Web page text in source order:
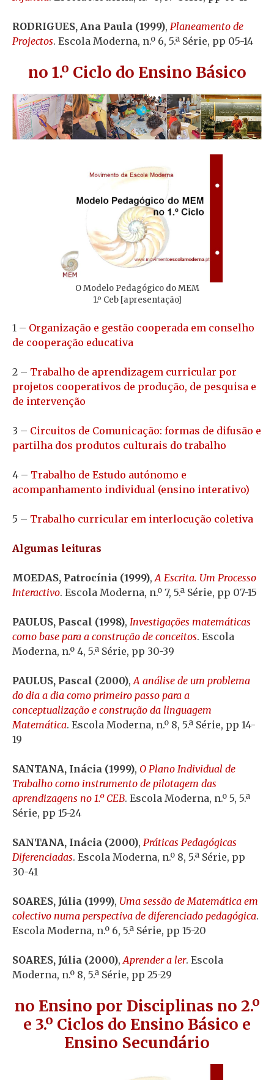
RODRIGUES, Ana Paula (1999), Planeamento de
Projectos. Escola Moderna, n.º 6, 5.ª Série, pp 05-14
no 1.º Ciclo do Ensino Básico
O Modelo Pedagógico do MEM
1.º Ceb [apresentação]
1 – Organização e gestão cooperada em conselho
de cooperação educativa
2 – Trabalho de aprendizagem curricular por
projetos cooperativos de produção, de pesquisa e
de intervenção
3 – Circuitos de Comunicação: formas de difusão e
partilha dos produtos culturais do trabalho
4 – Trabalho de Estudo autónomo e
acompanhamento individual (ensino interativo)
5 – Trabalho curricular em interlocução coletiva
Algumas leituras
MOEDAS, Patrocínia (1999),A Escrita. Um Processo
Interactivo. Escola Moderna, n.º 7, 5.ª Série, pp 07-15
PAULUS, Pascal (1998), Investigações matemáticas
como base para a construção de conceitos. Escola
Moderna, n.º 4, 5.ª Série, pp 30-39
PAULUS, Pascal (2000),A análise de um problema
do dia a dia como primeiro passo para a
conceptualização e construção da linguagem
Matemática. Escola Moderna, n.º 8, 5.ª Série, pp 14-
19
SANTANA, Inácia (1999), O Plano Individual de
Trabalho como instrumento de pilotagem das
aprendizagens no 1.º CEB. Escola Moderna, n.º 5, 5.ª
Série, pp 15-24
SANTANA, Inácia (2000), Práticas Pedagógicas
Diferenciadas. Escola Moderna, n.º 8, 5.ª Série, pp
30-41
SOARES, Júlia (1999), Uma sessão de Matemática em
colectivo numa perspectiva de diferenciado pedagógica.
Escola Moderna, n.º 6, 5.ª Série, pp 15-20
SOARES, Júlia (2000),Aprender a ler. Escola
Moderna, n.º 8, 5.ª Série, pp 25-29
no Ensino por Disciplinas no 2.º
e 3.º Ciclos do Ensino Básico e
Ensino Secundário